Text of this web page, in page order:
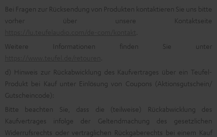
Bei Fragen zur Rücksendung von Produkten kontaktieren Sie uns bitte
vorher über unsere Kontaktseite
Weitere Informationen finden Sie unter
d) Hinweis zur Rückabwicklung des Kaufvertrages über ein Teufel-
Produkt bei Kauf unter Einlösung von Coupons (Aktionsgutschein/
Gutscheincode):
Bitte beachten Sie, dass die (teilweise) Rückabwicklung des
Kaufvertrages infolge der Geltendmachung des gesetzlichen
Widerrufsrechts oder vertraglichen Rückgaberechts bei einem Kauf